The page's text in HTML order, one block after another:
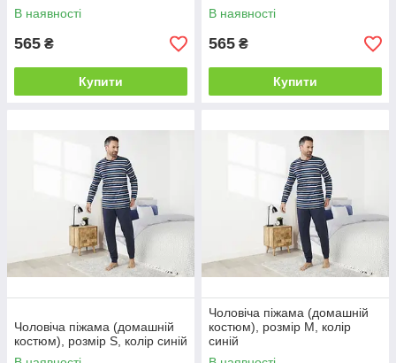
В наявності
565 ₴
Купити
В наявності
565 ₴
Купити
Чоловіча піжама (домашній
костюм), розмір S, колір синій
Чоловіча піжама (домашній
костюм), розмір M, колір
синій